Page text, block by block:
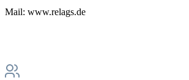
Mail: www.relags.de